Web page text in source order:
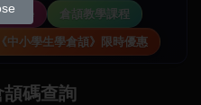
教學
倉頡教學課程
《中小學生學倉頡》限時優惠
頡碼查詢